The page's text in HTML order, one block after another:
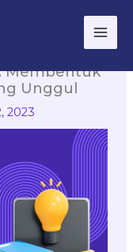
Membentuk
Unggul
2023